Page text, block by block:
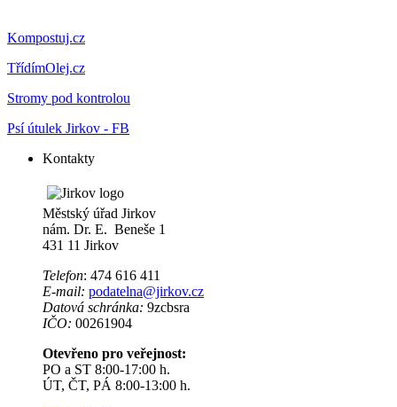
Kompostuj.cz
TřídímOlej.cz
Stromy pod kontrolou
Psí útulek Jirkov - FB
Kontakty
Městský úřad Jirkov
nám. Dr. E. Beneše 1
431 11 Jirkov
Telefon: 474 616 411
E-mail: podatelna@jirkov.cz
Datová schránka: 9zcbsra
IČO: 00261904
Otevřeno pro veřejnost:
PO a ST 8:00-17:00 h.
ÚT, ČT, PÁ 8:00-13:00 h.